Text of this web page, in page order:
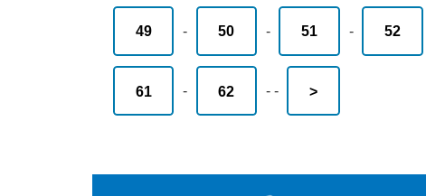
49 - 50 - 51 - 52
61 - 62 - - >